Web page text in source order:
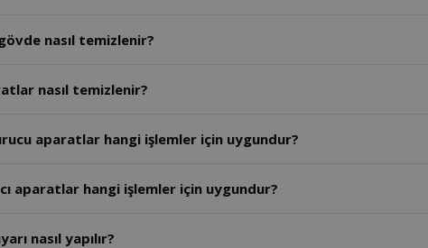
nasıl temizlenir?
nasıl temizlenir?
aparatlar hangi işlemler için uygundur?
aparatlar hangi işlemler için uygundur?
nasıl yapılır?